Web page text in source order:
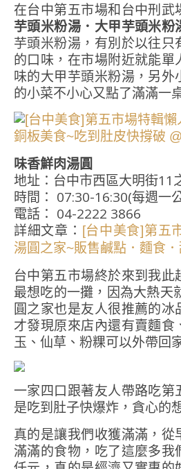
在台中第五市場和台中刑武
芋頭米粉湯．大甲芋頭米粉
芋頭米粉湯，有別於以往只
的口味，在市場附近就能
味的大甲芋頭米粉湯，另
的小菜不小心又點了滿滿一
味香鮮肉湯圓
地址：台中市西區大明街11
時間： 07:30-16:30(每週一
電話： 04-2222 3866
詳細文章： [台中美食]第五
湯圓之家~販售鹹點．麵食
台中第五市場終於來到我
最想吃的一攤，因為大熱天
圓之家也是友人很推薦的冰
才發現原來店內還有賣麵食
玉、仙草、粉粿可以外帶回
一家四口跟著友人帶路吃第
是吃到肚子快爆炸，貪心的
真的是讓我們收獲滿滿，從
滿滿的食物，吃了這麼多